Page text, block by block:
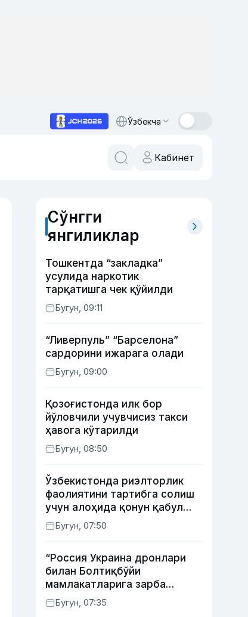
Ўзбекча
Кабинет
Сўнгги
янгиликлар
Тошкентда “закладка”
усулида наркотик
тарқатишга чек қўйилди
Бугун, 09:11
“Ливерпуль” “Барселона”
сардорини ижарага олади
Бугун, 09:00
Қозоғистонда илк бор
йўловчили учувчисиз такси
ҳавога кўтарилди
Бугун, 08:50
Ўзбекистонда риэлторлик
фаолиятини тартибга солиш
учун алоҳида қонун қабул
қилинди
Бугун, 07:50
“Россия Украина дронлари
билан Болтиқбўйи
мамлакатларига зарба
бермоқчи” — Литва мудофаа
вазири
Бугун, 07:35